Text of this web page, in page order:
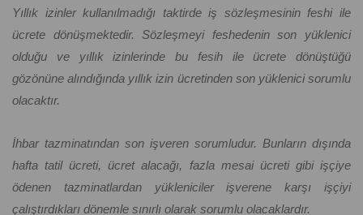
Yıllık izinler kullanılmadığı taktirde iş sözleşmesinin feshi ile
ücrete dönüşmektedir. Sözleşmeyi feshedenin son yüklenici
olduğu ve yıllık izinlerinde bu fesih ile ücrete dönüştüğü
gözönüne alındığında yıllık izin ücretinden son yüklenici sorumlu
olacaktır.
İhbar tazminatından son işveren sorumludur. Bunların dışında
hafta tatil ücreti, ücret alacağı, fazla mesai ücreti gibi işçiye
ödenen tazminatlardan yükleniciler işverene karşı işçiyi
çalıştırdıkları dönemle sınırlı olarak sorumlu olacaklardır.